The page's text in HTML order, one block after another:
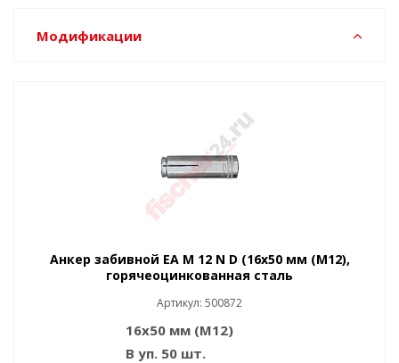
Модификации
Анкер забивной EA M 12 N D (16x50 мм (M12),
горячеоцинкованная сталь
Артикул: 500872
16x50 мм (M12)
В уп. 50 шт.